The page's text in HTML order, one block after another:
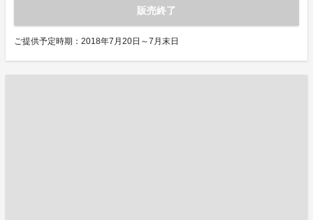
販売終了
ご提供予定時期：2018年7月20日～7月末日